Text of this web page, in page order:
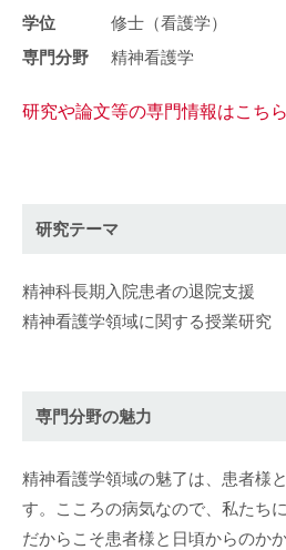
学位
修士（看護学）
専門分野
精神看護学
研究や論文等の専門情報はこちら
研究テーマ
精神科長期入院患者の退院支援
精神看護学領域に関する授業研究
専門分野の魅力
精神看護学領域の魅了は、患者様
す。こころの病気なので、私たち
だからこそ患者様と日頃からのか